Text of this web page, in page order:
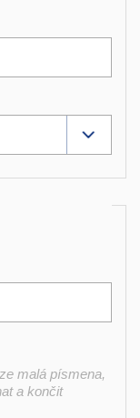
malá písmena,
a končit